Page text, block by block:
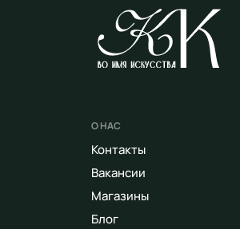
О НАС
Контакты
Вакансии
Магазины
Блог